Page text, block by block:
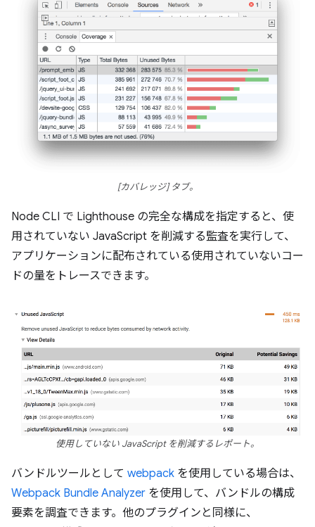
[カバレッジ] タブ。
Node CLI で Lighthouse の完全な構成を指定すると、使
用されていない JavaScript を削減する監査を実行して、
アプリケーションに配布されている使用されていないコー
ドの量をトレースできます。
使用していない JavaScript を削減するレポート。
バンドルツールとして webpack を使用している場合は、
Webpack Bundle Analyzer を使用して、バンドルの構成
要素を調査できます。他のプラグインと同様に、